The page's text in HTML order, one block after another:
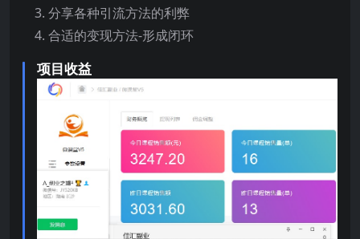
分享各种引流方法的利弊
合适的变现方法-形成闭环
项目收益